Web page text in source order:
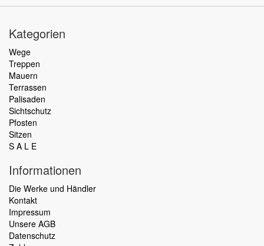
Kategorien
Wege
Treppen
Mauern
Terrassen
Palisaden
Sichtschutz
Pfosten
Sitzen
S A L E
Informationen
Die Werke und Händler
Kontakt
Impressum
Unsere AGB
Datenschutz